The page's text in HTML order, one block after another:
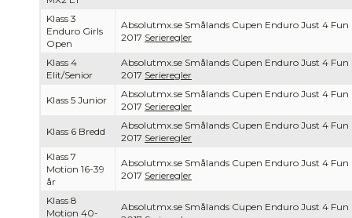
Klass 3
Enduro Girls
Open
Absolutmx.se Smålands Cupen Enduro Just 4 Fun
2017 Serieregler
Klass 4
Elit/Senior
Absolutmx.se Smålands Cupen Enduro Just 4 Fun
2017 Serieregler
Klass 5 Junior
Absolutmx.se Smålands Cupen Enduro Just 4 Fun
2017 Serieregler
Klass 6 Bredd
Absolutmx.se Smålands Cupen Enduro Just 4 Fun
2017 Serieregler
Klass 7
Motion 16-39
år
Absolutmx.se Smålands Cupen Enduro Just 4 Fun
2017 Serieregler
Klass 8
Motion 40-
Absolutmx.se Smålands Cupen Enduro Just 4 Fun